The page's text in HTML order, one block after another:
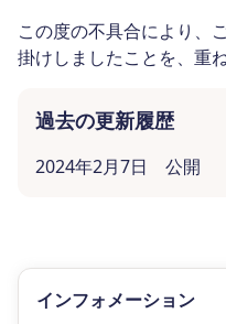
この度の不具合により、
掛けしましたことを、重
過去の更新履歴
2024年2月7日 公開
インフォメーション